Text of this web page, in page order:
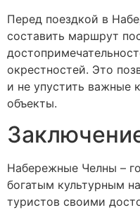
Перед поездкой в
составить маршрут
окрестностей. Это
и не упустить важные
объекты.
Набережные Челны –
богатым культурным
туристов своими